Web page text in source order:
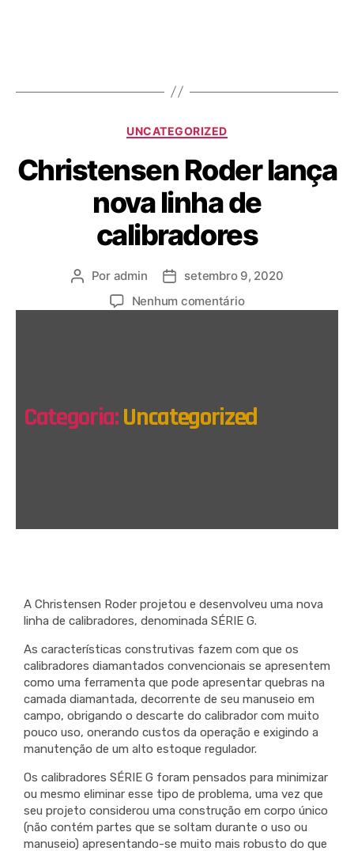
UNCATEGORIZED
Christensen Roder lança
nova linha de
calibradores
Por admin
setembro 9, 2020
Nenhum comentário
Categoria:Uncategorized
A Christensen Roder projetou e desenvolveu uma nova
linha de calibradores, denominada SÉRIE G.
As características construtivas fazem com que os
calibradores diamantados convencionais se apresentem
como uma ferramenta que pode apresentar quebras na
camada diamantada, decorrente de seu manuseio em
campo, obrigando o descarte do calibrador com muito
pouco uso, onerando custos da operação e exigindo a
manutenção de um alto estoque regulador.
Os calibradores SÉRIE G foram pensados para minimizar
ou mesmo eliminar esse tipo de problema, uma vez que
seu projeto considerou uma construção em corpo único
(não contém partes que se soltam durante o uso ou
manuseio) apresentando-se muito mais robusto do que